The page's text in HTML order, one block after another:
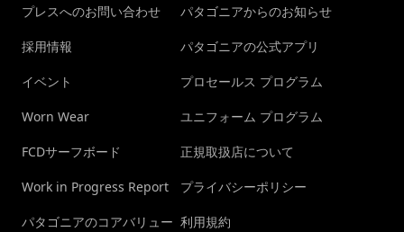
プレスへのお問い合わせ
採用情報
イベント
Worn Wear
FCDサーフボード
Work in Progress Report
パタゴニアのコアバリュー
パタゴニアからのお知らせ
パタゴニアの公式アプリ
プロセールス プログラム
ユニフォーム プログラム
正規取扱店について
プライバシーポリシー
利用規約